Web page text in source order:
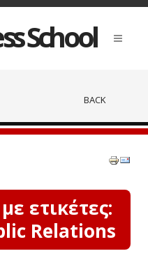
School
BACK
ετικέτες:
Relations